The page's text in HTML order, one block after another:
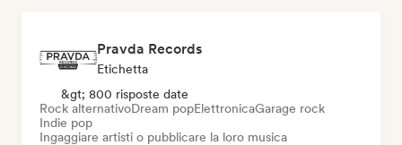
Pravda Records
Etichetta
&gt; 800 risposte date
Rock alternativoDream popElettronicaGarage rock
Indie pop
Ingaggiare artisti o pubblicare la loro musica